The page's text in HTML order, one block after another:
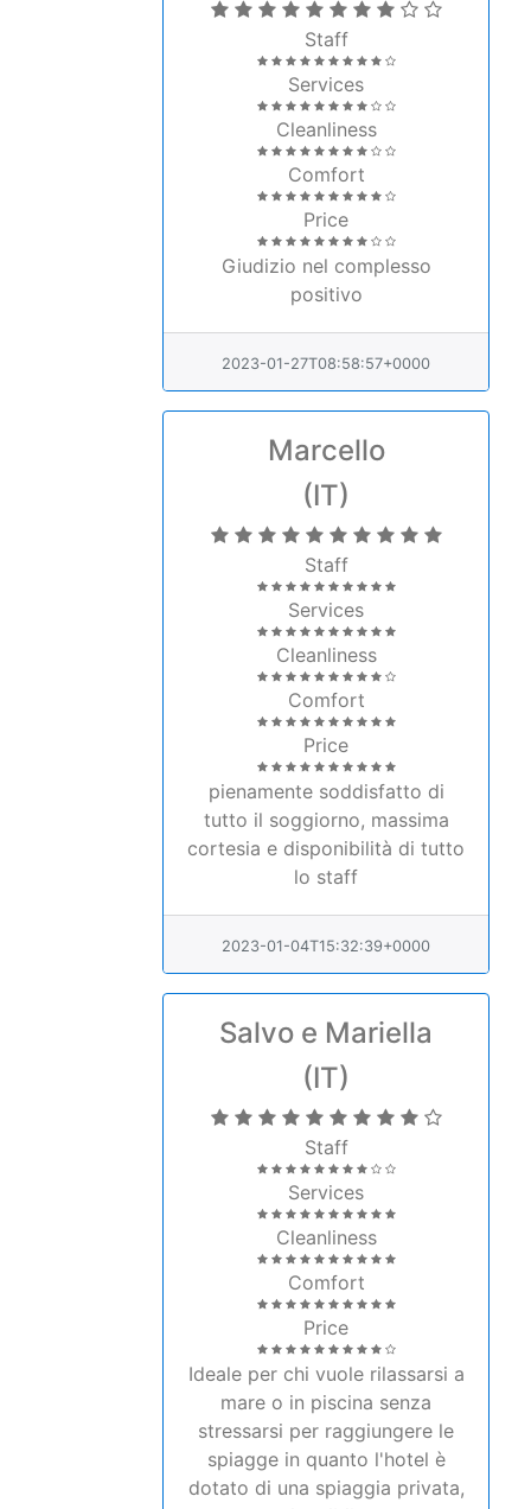
Staff
Services
Cleanliness
Comfort
Price
Giudizio nel complesso
positivo
(IT)
Staff
Services
Cleanliness
Comfort
Price
pienamente soddisfatto di
tutto il soggiorno, massima
cortesia e disponibilità di tutto
lo staff
(IT)
Staff
Services
Cleanliness
Comfort
Price
Ideale per chi vuole rilassarsi a
mare o in piscina senza
stressarsi per raggiungere le
spiagge in quanto l'hotel è
dotato di una spiaggia privata,
raggiungibile con